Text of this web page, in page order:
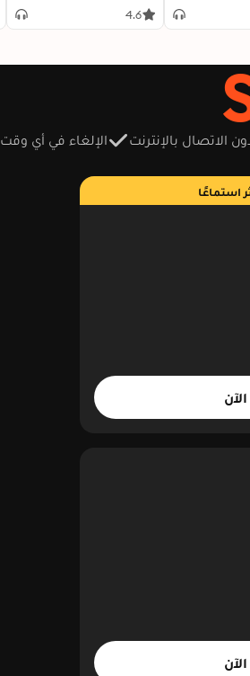
4.6
الاتصال بالإنترنت الإلغاء في أي وقت
استماعًا